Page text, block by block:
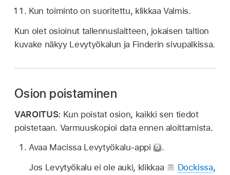
Kun toiminto on suoritettu, klikkaa Valmis.
Kun olet osioinut tallennuslaitteen, jokaisen taltion
kuvake näkyy Levytyökalun ja Finderin sivupalkissa.
Osion poistaminen
VAROITUS: Kun poistat osion, kaikki sen tiedot
poistetaan. Varmuuskopioi data ennen aloittamista.
Avaa Macissa Levytyökalu-appi
.
Jos Levytyökalu ei ole auki, klikkaa
Dockissa,